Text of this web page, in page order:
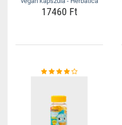
17460 Ft